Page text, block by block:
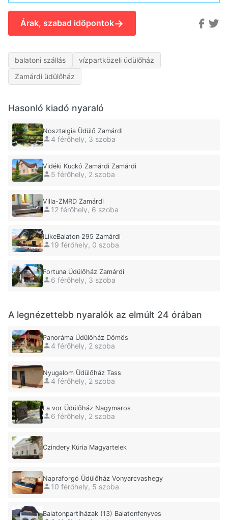
Árak, szabad időpontok→
balatoni szállás
vízpartközeli üdülőház
Zamárdi üdülőház
Hasonló kiadó nyaraló
Nosztalgia Üdülő Zamárdi
4 férőhely, 3 szoba
Vidéki Kuckó Zamárdi Zamárdi
5 férőhely, 2 szoba
Villa-ZMRD Zamárdi
12 férőhely, 6 szoba
ILikeBalaton 295 Zamárdi
19 férőhely, 0 szoba
Fortuna Üdülőház Zamárdi
6 férőhely, 3 szoba
A legnézettebb nyaralók az elmúlt 24 órában
Panoráma Üdülőház Dömös
4 férőhely, 2 szoba
Nyugalom Üdülőház Tass
4 férőhely, 2 szoba
La vor Üdülőház Nagymaros
6 férőhely, 2 szoba
Czindery Kúria Magyartelek
Napraforgó Üdülőház Vonyarcvashegy
10 férőhely, 5 szoba
Balatonpartiházak (13) Balatonfenyves